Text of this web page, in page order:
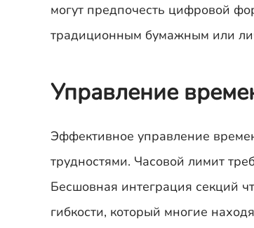
могут предпочесть цифровой
традиционным бумажным или
Управление
Эффективное управление
трудностями. Часовой лимит
Бесшовная интеграция секций
гибкости, который многие